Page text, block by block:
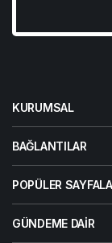
KURUMSAL
BAĞLANTILAR
POPÜLER
GÜNDEME DAIR